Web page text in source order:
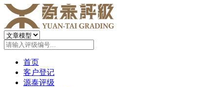
首页
客户登记
源泰评级